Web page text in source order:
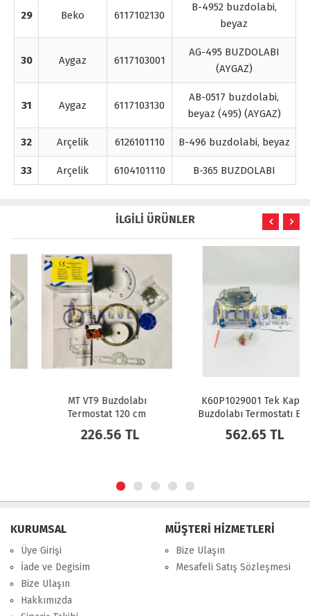
29 Beko 6117102130
B-4952 buzdolabi,
beyaz
30 Aygaz 6117103001
AG-495 BUZDOLABI
(AYGAZ)
31 Aygaz 6117103130
AB-0517 buzdolabi,
beyaz (495) (AYGAZ)
32 Arçelik 6126101110 B-496 buzdolabi, beyaz
33 Arçelik 6104101110 B-365 BUZDOLABI
İLGİLİ ÜRÜNLER
MT VT9 Buzdolabı
Termostat 120 cm
226.56 TL
K60P1029001 Tek Kapı
Buzdolabı Termostatı Ev
Tipi
562.65 TL
KURUMSAL
Üye Girişi
İade ve Degisim
Bize Ulaşın
Hakkımızda
MÜŞTERİ HİZMETLERİ
Bize Ulaşın
Mesafeli Satış Sözleşmesi